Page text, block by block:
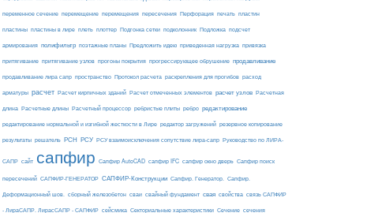
переменное сечение перемещение перемещения пересечения Перфорация печать пластин
пластины пластины в лире плеть плоттер Подгонка сетки подколонник Подложка подсчет
армирования полифильтр поэтажные планы Предложить идею приведенная нагрузка привязка
притягивание притягивание узлов прогоны покрытия прогрессирующее обрушение продавливание
продавливание лира сапр пространство Протокол расчета раскрепления для прогибов расход
арматуры расчет Расчет кирпичных зданий Расчет отмеченных элементов расчет узлов Расчетная
длина Расчетные длины Расчетный процессор ребристые плиты ребро редактирование
редактирование нормальной и изгибной жесткости в Лире редактор загружений резервное копирование
результаты решатель РСН РСУ РСУ взаимоисключения сопутствие лира-сапр Руководство по ЛИРА-
САПР сайт сапфир Сапфир AutoCAD сапфир IFC сапфир окно дверь Сапфир поиск
пересечений САПФИР-ГЕНЕРАТОР САПФИР-Конструкции Сапфир. Генератор. Сапфир.
Деформационный шов. сборный железобетон сваи свайный фундамент свая свойства связь САПФИР
- ЛираСАПР. ЛирасСАПР - САПФИР сейсмика Секториальные характеристики Сечение сечения